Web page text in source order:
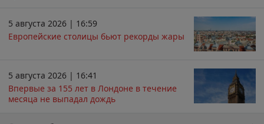
5 августа 2026 | 16:59
Европейские столицы бьют рекорды жары
5 августа 2026 | 16:41
Впервые за 155 лет в Лондоне в течение
месяца не выпадал дождь